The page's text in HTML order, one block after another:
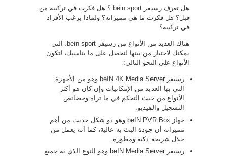
هل تعرف رسيفر bein sport ؟ هل فكرت في تركيبه من
قبل؟ هل فكرت ما هي مميزاته؟ ولماذا يرغب الأفراد
في تركيبه؟
هناك العديد من الأنواع من رسيفر bein sport، التي
يمكنك لاختيار من بينها لتحصل على ما يناسبك، لتكون
الأنواع على النحو التالي:
رسيفر beIN 4K Media Server وهو من الأجهزة
التي بها العديد من الإمكانيات وإن كان هو أكثر
الأنواع من حيث التحكم في ما تراه وخصائص
التسجيل والفيديو.
جهاز beIN PVR Box وهو ذو شكل حديث من أهم
مميزاته أن جودة البث به عالية، كما أنه يعمل من
خلال شريحة ذكية ومطورة.
رسيفر beIN Media Server وهو النوع الذي به جميع